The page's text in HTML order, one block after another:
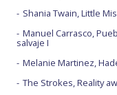
Shania Twain, Little
Manuel Carrasco,
salvaje I
Melanie Martinez,
The Strokes, Reality